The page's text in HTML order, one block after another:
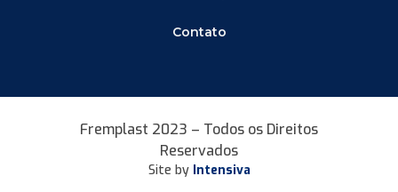
Contato
Fremplast 2023 – Todos os Direitos
Reservados
Site by Intensiva